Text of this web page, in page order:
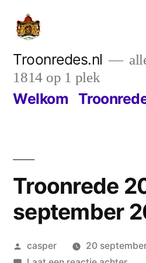
naar
inhoud
Troonredes.nl
1814 op 1 plek
Welkom
Troonrede
september
Geplaatst
casper
20